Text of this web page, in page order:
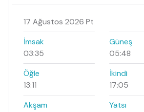
17 Ağustos 2026 Pt
İmsak
03:35
Güneş
05:48
Öğle
13:11
İkindi
17:05
Akşam
Yatsı